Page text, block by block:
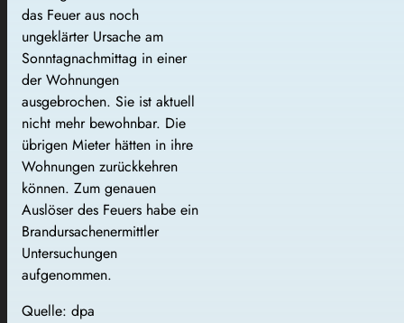
das Feuer aus noch
ungeklärter Ursache am
Sonntagnachmittag in einer
der Wohnungen
ausgebrochen. Sie ist aktuell
nicht mehr bewohnbar. Die
übrigen Mieter hätten in ihre
Wohnungen zurückkehren
können. Zum genauen
Auslöser des Feuers habe ein
Brandursachenermittler
Untersuchungen
aufgenommen.
Quelle: dpa